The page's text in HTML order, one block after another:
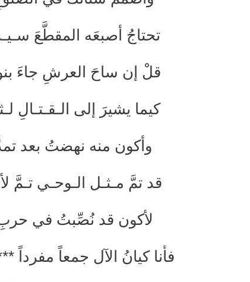
تحتاجُ أصبعَه المقطَّعَ
قلْ إن ساحَ العرشِ جاءَ
كيما يشيرَ إلى الـقـتـالِ
وأكون منه نهضتُ بعد
قد تمَّ مـثـل الـوحـي تـمَّ
لأكون قد نُصِّبتُ في حربِ
فأنا كيانُ الآل جمعاً